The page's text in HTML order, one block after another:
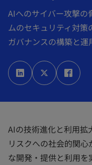
AIへのサイバー攻撃の
ムのセキュリティ対策
ガバナンスの構築と運
新
し
い
タ
新
し
い
タ
し
い
AIの技術進化と利用拡
リスクへの社会的関
な開発・提供と利用